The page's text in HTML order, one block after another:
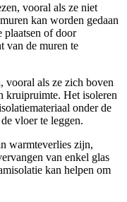
vooral als ze niet
kan worden gedaan
plaatsen of door
van de muren te
vooral als ze zich boven
kruipruimte. Het isoleren
onder de
vloer te leggen.
warmteverlies zijn,
van enkel glas
kan helpen om